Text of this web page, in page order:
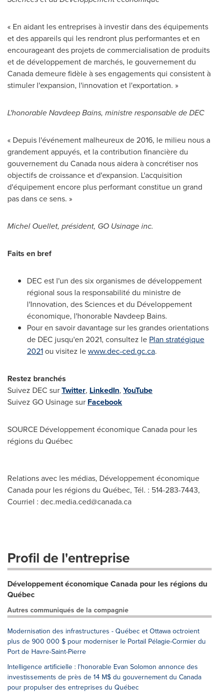
« En aidant les entreprises à investir dans des équipements
et des appareils qui les rendront plus performantes et en
encourageant des projets de commercialisation de produits
et de développement de marchés, le gouvernement du
Canadademeure fidèle à ses engagements qui consistent à
stimuler l'expansion, l'innovation et l'exportation. »
L'honorableNavdeep Bains, ministre responsable de DEC
« Depuis l'événement malheureux de 2016, le milieu nous a
grandement appuyés, et la contribution financière du
gouvernement du Canada nous aidera à concrétiser nos
objectifs de croissance et d'expansion. L'acquisition
d'équipement encore plus performant constitue un grand
pas dans ce sens. »
Michel Ouellet, président, GO Usinage inc.
Faits en bref
DEC est l'un des six organismes de développement
régional sous la responsabilité du ministre de
l'Innovation, des Sciences et du Développement
économique, l'honorable Navdeep Bains.
Pour en savoir davantage sur les grandes orientations
de DEC jusqu'en 2021, consultez le Plan stratégique
2021ou visitez lewww.dec-ced.gc.ca.
Restez branchés
Suivez DEC surTwitter, LinkedIn, YouTube
Suivez GO Usinage sur Facebook
SOURCE Développement économiqueCanada pour les
régions du Québec
Relations avec les médias, Développement économique
Canada pour les régions du Québec, Tél. : 514-283-7443,
Courriel : dec.media.ced@canada.ca
Profil de l'entreprise
Développement économique Canada pour les régions du
Québec
Autres communiqués de la compagnie
Modernisation des infrastructures - Québec et Ottawa octroient
plus de 900 000 $ pour moderniser le Portail Pélagie-Cormier du
Port de Havre-Saint-Pierre
Intelligence artificielle : l'honorable Evan Solomon annonce des
investissements de près de 14 M$ du gouvernement du Canada
pour propulser des entreprises du Québec